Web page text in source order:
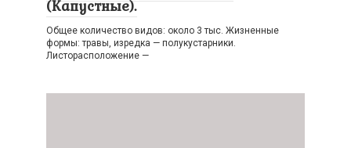
(Капустные).
Общее количество видов: около 3 тыс. Жизненные
формы: травы, изредка — полукустарники.
Листорасположение —